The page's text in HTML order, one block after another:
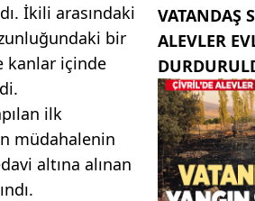
İkili arasındaki
bir
kanlar içinde
ilk
müdahalenin
altına alınan
VATANDAŞ
ALEVLER